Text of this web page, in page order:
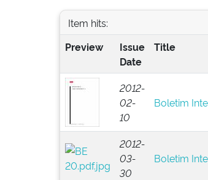
Item hits:
Preview
Issue
Date
Title
2012-
02-
10
Boletim
2012-
03-
30
Boletim